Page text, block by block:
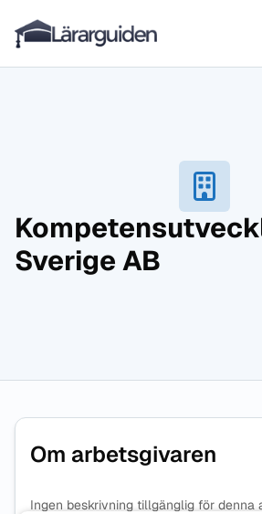
Hoppa till innehåll
Lärarguiden
Sverige AB
Om arbetsgivaren
Ingen beskrivning tillgänglig för denna